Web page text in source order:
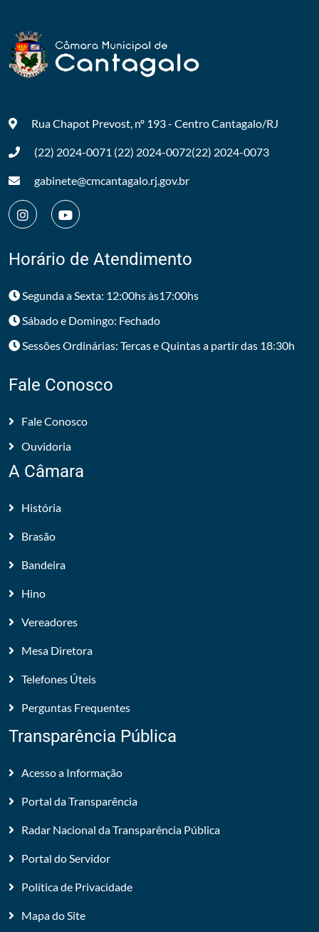
Rua Chapot Prevost, nº 193 - CentroCantagalo/RJ
(22) 2024-0071 (22) 2024-0072(22) 2024-0073
gabinete@cmcantagalo.rj.gov.br
Horário de Atendimento
Segunda a Sexta: 12:00hs às17:00hs
Sábado e Domingo: Fechado
Sessões Ordinárias: Tercas e Quintas a partir das 18:30h
Fale Conosco
Fale Conosco
Ouvidoria
A Câmara
História
Brasão
Bandeira
Hino
Vereadores
Mesa Diretora
Telefones Úteis
Perguntas Frequentes
Transparência Pública
Acesso a Informação
Portal da Transparência
Radar Nacional da Transparência Pública
Portal do Servidor
Política de Privacidade
Mapa do Site